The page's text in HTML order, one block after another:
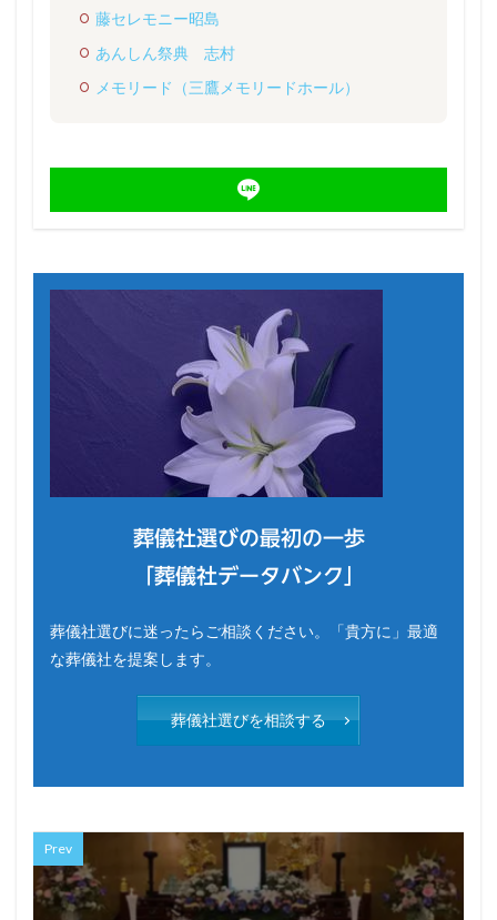
藤セレモニー昭島
あんしん祭典 志村
メモリード（三鷹メモリードホール）
葬儀社選びの最初の一歩
「葬儀社データバンク」
葬儀社選びに迷ったらご相談ください。「貴方に」最適
な葬儀社を提案します。
葬儀社選びを相談する
Prev